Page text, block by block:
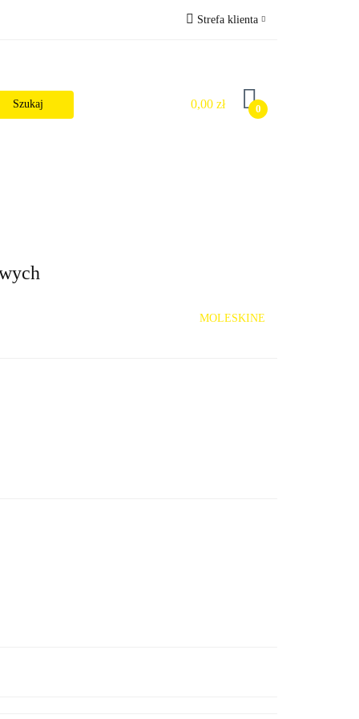
Strefa klienta
Zarejestruj się
Dodaj zgłoszenie
0,00 zł 0
MOLESKINE